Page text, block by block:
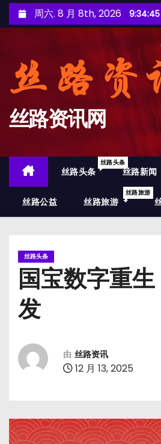
至
周六. 8 月 8th, 2026 9:34:46
丝路资讯网
丝路头条
丝路头条
丝路新闻
丝路公益 丝路旅游
丝路旅游
丝路头条
国宝数字重
发
由 丝路资讯
12 月 13, 2025